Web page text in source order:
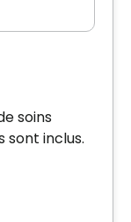
soins
sont inclus.